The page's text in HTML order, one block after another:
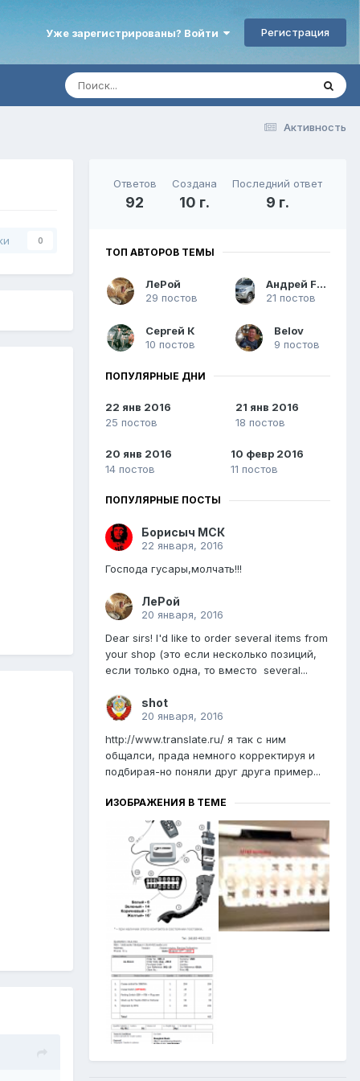
Уже зарегистрированы? Войти Регистрация
Активность
0
Ответов
92
Создана
10 г.
Последний ответ
9 г.
ТОП АВТОРОВ ТЕМЫ
ЛеРой
29 постов
Андрей Fortuner
21 постов
Сергей К
10 постов
Belov
9 постов
ПОПУЛЯРНЫЕ ДНИ
22 янв 2016
25 постов
21 янв 2016
18 постов
20 янв 2016
14 постов
10 февр 2016
11 постов
ПОПУЛЯРНЫЕ ПОСТЫ
Борисыч МСК
22 января, 2016
Господа гусары,молчать!!!
ЛеРой
20 января, 2016
Dear sirs! I'd like to order several items from
your shop (это если несколько позиций,
если только одна, то вместо several...
shot
20 января, 2016
http://www.translate.ru/ я так с ним
общалси, прада немного корректируя и
подбирая-но поняли друг друга пример...
ИЗОБРАЖЕНИЯ В ТЕМЕ